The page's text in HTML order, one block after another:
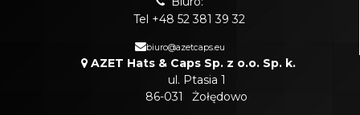
Tel +48 52 381 39 32
biuro@azetcaps.eu
AZET Hats & Caps Sp. z o.o. Sp. k.
ul. Ptasia 1
86-031
Żołędowo